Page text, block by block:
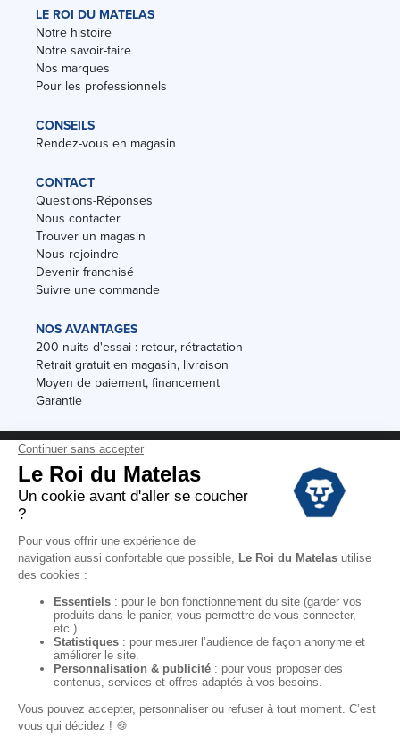
LE ROI DU MATELAS
Notre histoire
Notre savoir-faire
Nos marques
Pour les professionnels
CONSEILS
Rendez-vous en magasin
CONTACT
Questions-Réponses
Nous contacter
Trouver un magasin
Nous rejoindre
Devenir franchisé
Suivre une commande
NOS AVANTAGES
200 nuits d'essai : retour, rétractation
Retrait gratuit en magasin, livraison
Moyen de paiement, financement
Garantie
Conditions des offres
Black Friday
Destockage
Conditions Générales de vente magasin
Mentions Légales
Données personnelles
Codes promo Le Roi du Matelas